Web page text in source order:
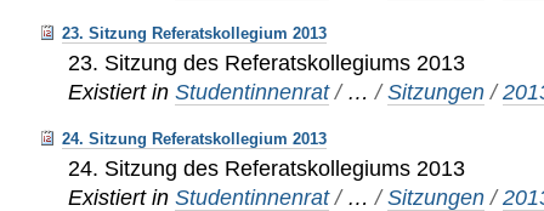
23. Sitzung Referatskollegium 2013
23. Sitzung des Referatskollegiums 2013
Existiert in Studentinnenrat / …/Sitzungen /
24. Sitzung Referatskollegium 2013
24. Sitzung des Referatskollegiums 2013
Existiert in Studentinnenrat / …/Sitzungen /